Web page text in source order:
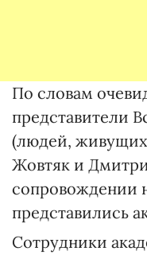
По словам
представители
(людей,
Жовтяк и
сопровождении
представились
Сотрудники